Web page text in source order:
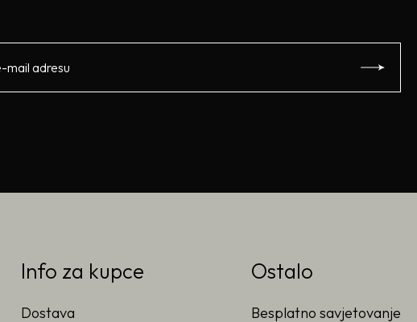
Info za kupce
Dostava
Ostalo
Besplatno savjetovanje